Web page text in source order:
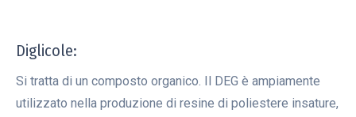
Diglicole:
Si tratta di un composto organico. Il DEG è ampiamente
utilizzato nella produzione di resine di poliestere insature,